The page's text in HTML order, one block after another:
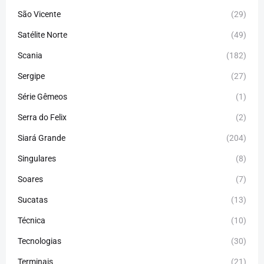
São Vicente (29)
Satélite Norte (49)
Scania (182)
Sergipe (27)
Série Gêmeos (1)
Serra do Felix (2)
Siará Grande (204)
Singulares (8)
Soares (7)
Sucatas (13)
Técnica (10)
Tecnologias (30)
Terminais (21)